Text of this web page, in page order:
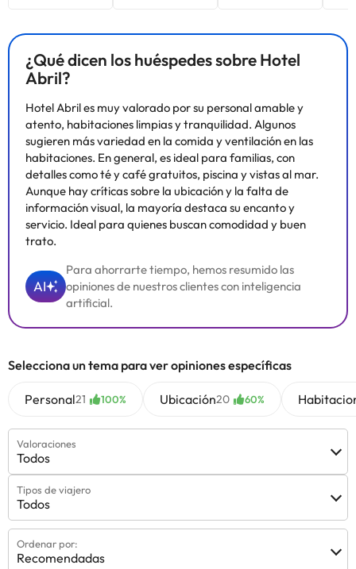
¿Qué dicen los huéspedes sobre Hotel
Abril?
Hotel Abril es muy valorado por su personal amable y
atento, habitaciones limpias y tranquilidad. Algunos
sugieren más variedad en la comida y ventilación en las
habitaciones. En general, es ideal para familias, con
detalles como té y café gratuitos, piscina y vistas al mar.
Aunque hay críticas sobre la ubicación y la falta de
información visual, la mayoría destaca su encanto y
servicio. Ideal para quienes buscan comodidad y buen
trato.
AI
Para ahorrarte tiempo, hemos resumido las
opiniones de nuestros clientes con inteligencia
artificial.
Selecciona un tema para ver opiniones específicas
Personal21 100% Ubicación20 60%
Valoraciones
Todos
Tipos de viajero
Todos
Ordenar por:
Recomendadas